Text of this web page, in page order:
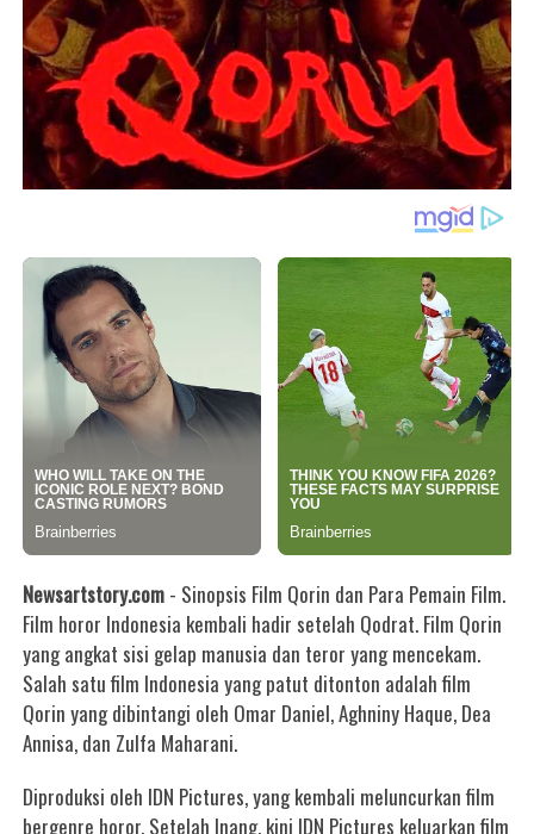
Newsartstory.com - Sinopsis Film Qorin dan Para Pemain Film.
Film horor Indonesia kembali hadir setelah Qodrat. Film Qorin
yang angkat sisi gelap manusia dan teror yang mencekam.
Salah satu film Indonesia yang patut ditonton adalah film
Qorin yang dibintangi oleh Omar Daniel, Aghniny Haque, Dea
Annisa, dan Zulfa Maharani.
Diproduksi oleh IDN Pictures, yang kembali meluncurkan film
bergenre horor. Setelah Inang, kini IDN Pictures keluarkan film